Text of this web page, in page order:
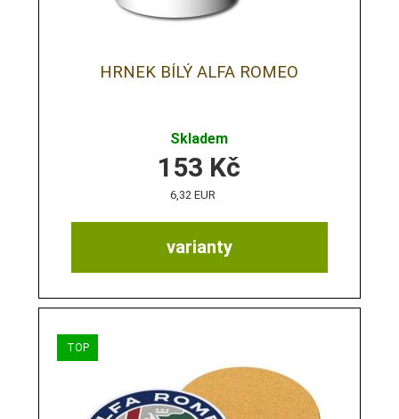
HRNEK BÍLÝ ALFA ROMEO
Skladem
varianty
153 Kč
6,32 EUR